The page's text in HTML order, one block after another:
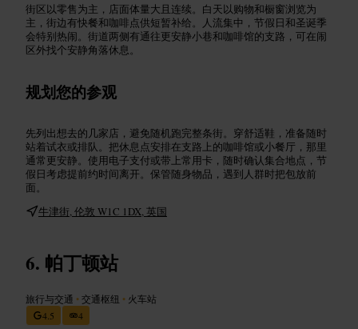
街区以零售为主，店面体量大且连续。白天以购物和橱窗浏览为
主，街边有快餐和咖啡点供短暂补给。人流集中，节假日和圣诞季
会特别热闹。街道两侧有通往更安静小巷和咖啡馆的支路，可在闹
区外找个安静角落休息。
规划您的参观
先列出想去的几家店，避免随机跑完整条街。穿舒适鞋，准备随时
站着试衣或排队。把休息点安排在支路上的咖啡馆或小餐厅，那里
通常更安静。使用电子支付或带上常用卡，随时确认集合地点，节
假日考虑提前约时间离开。保管随身物品，遇到人群时把包放前
面。
牛津街, 伦敦 W1C 1DX, 英国
帕丁顿站
旅行与交通 •交通枢纽 • 火车站
4.5
4